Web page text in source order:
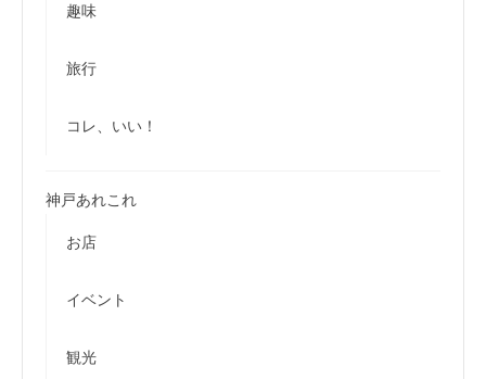
趣味
旅行
コレ、いい！
神戸あれこれ
お店
イベント
観光